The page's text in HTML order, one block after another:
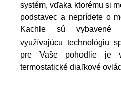
systém, vďaka ktorému si
podstavec a neprídete o
Kachle sú vybavené
využívajúcu technológiu
pre Vaše pohodlie je
termostatické diaľkové